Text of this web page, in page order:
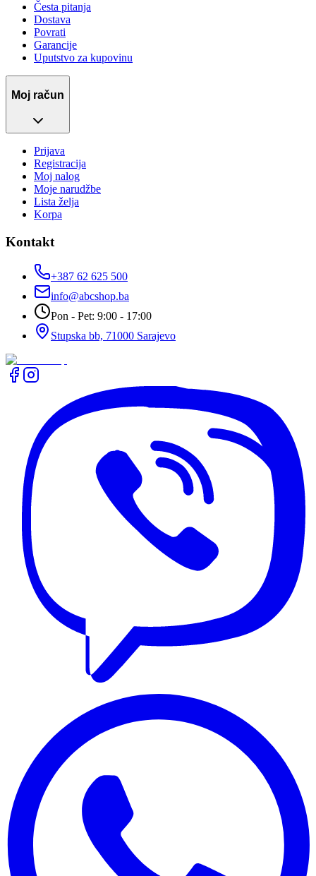
Česta pitanja
Dostava
Povrati
Garancije
Uputstvo za kupovinu
Moj račun
Prijava
Registracija
Moj nalog
Moje narudžbe
Lista želja
Korpa
Kontakt
+387 62 625 500
info@abcshop.ba
Pon - Pet: 9:00 - 17:00
Stupska bb, 71000 Sarajevo